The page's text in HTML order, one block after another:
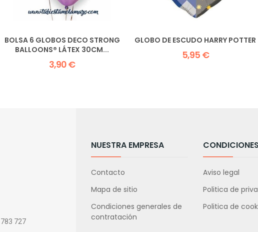
BOLSA 6 GLOBOS DECO STRONG
BALLOONS® LÁTEX 30CM...
3,90 €
GLOBO DE ESCUDO HARRY POTTER
5,95 €
727
NUESTRA EMPRESA
Contacto
Mapa de sitio
Condiciones generales de
contratación
Aviso legal
Politica de
Politica de